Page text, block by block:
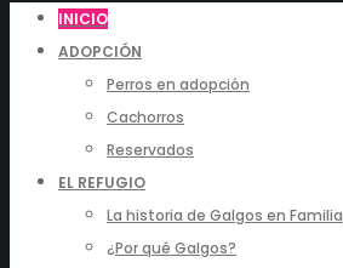
INICIO
ADOPCIÓN
Perros en adopción
Cachorros
Reservados
EL REFUGIO
La historia de Galgos en Familia
¿Por qué Galgos?